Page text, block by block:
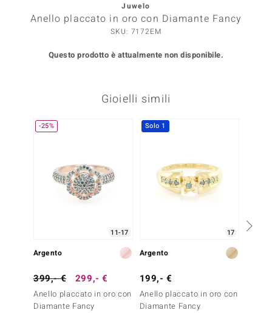
Juwelo
Anello placcato in oro con Diamante Fancy
SKU: 7172EM
Questo prodotto è attualmente non disponibile.
Gioielli simili
-25%
11-17
Argento
399,- € 299,- €
Anello placcato in oro con
Diamante Fancy
Solo 1
17
Argento
199,- €
Anello placcato in oro con
Diamante Fancy